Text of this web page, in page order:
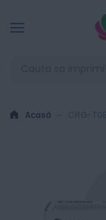
Acasă CRG-